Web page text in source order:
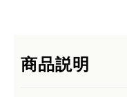
商品説明